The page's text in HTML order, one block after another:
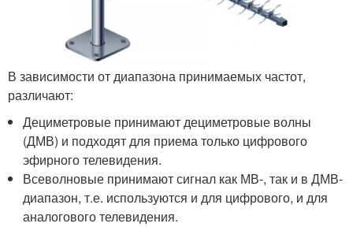
В зависимости от диапазона принимаемых частот,
различают:
Дециметровые принимают дециметровые волны
(ДМВ) и подходят для приема только цифрового
эфирного телевидения.
Всеволновые принимают сигнал как МВ-, так и в ДМВ-
диапазон, т.е. используются и для цифрового, и для
аналогового телевидения.